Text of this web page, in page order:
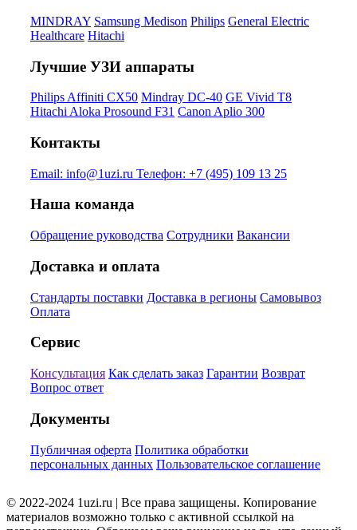
MINDRAY Samsung Medison Philips General Electric
Healthcare Hitachi
Лучшие УЗИ аппараты
Philips Affiniti CX50 Mindray DC-40 GE Vivid T8
Hitachi Aloka Prosound F31 Canon Aplio 300
Контакты
Email: info@1uzi.ru Телефон: +7 (495) 109 13 25
Наша команда
Обращение руководства Сотрудники Вакансии
Доставка и оплата
Стандарты поставки Доставка в регионы Самовывоз
Оплата
Сервис
Консультация Как сделать заказ Гарантии Возврат
Вопрос ответ
Документы
Публичная оферта Политика обработки
персональных данных Пользовательское соглашение
© 2022-2024 1uzi.ru | Все права защищены. Копирование
материалов возможно только с активной ссылкой на